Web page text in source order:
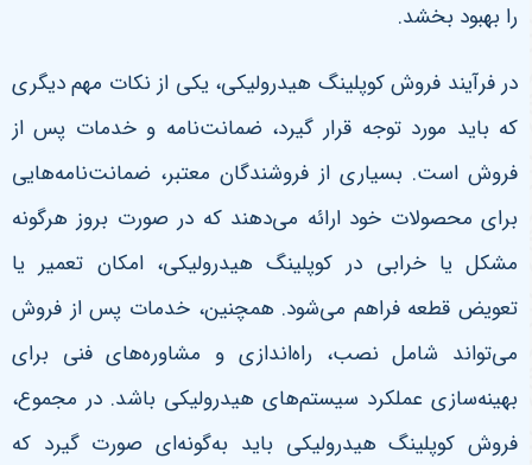
را بهبود بخشد.
در فرآیند فروش کوپلینگ هیدرولیکی، یکی از نکات مهم دیگری
که باید مورد توجه قرار گیرد، ضمانت‌نامه و خدمات پس از
فروش است. بسیاری از فروشندگان معتبر، ضمانت‌نامه‌هایی
برای محصولات خود ارائه می‌دهند که در صورت بروز هرگونه
مشکل یا خرابی در کوپلینگ هیدرولیکی، امکان تعمیر یا
تعویض قطعه فراهم می‌شود. همچنین، خدمات پس از فروش
می‌تواند شامل نصب، راه‌اندازی و مشاوره‌های فنی برای
بهینه‌سازی عملکرد سیستم‌های هیدرولیکی باشد. در مجموع،
فروش کوپلینگ هیدرولیکی باید به‌گونه‌ای صورت گیرد که